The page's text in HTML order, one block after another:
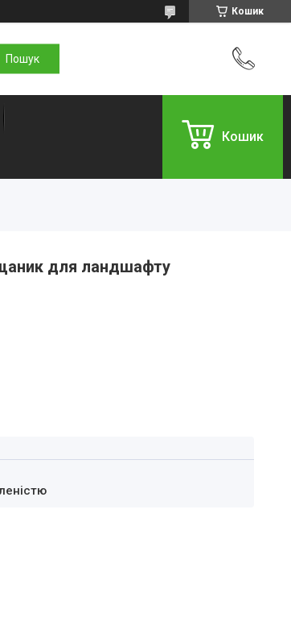
Кошик
Кошик
для ландшафту